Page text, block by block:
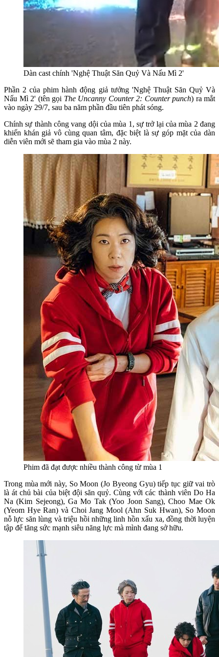
Dàn cast chính 'Nghệ Thuật Săn Quỷ Và Nấu Mì 2'
Phần 2 của phim hành động giả tưởng 'Nghệ Thuật Săn Quỷ Và
Nấu Mì 2' (tên gọi The Uncanny Counter 2: Counter punch) ra mắt
vào ngày 29/7, sau ba năm phần đầu tiên phát sóng.
Chính sự thành công vang dội của mùa 1, sự trở lại của mùa 2 đang
khiến khán giả vô cùng quan tâm, đặc biệt là sự góp mặt của dàn
diễn viên mới sẽ tham gia vào mùa 2 này.
Phim đã đạt được nhiều thành công từ mùa 1
Trong mùa mới này, So Moon (Jo Byeong Gyu) tiếp tục giữ vai trò
là át chủ bài của biệt đội săn quỷ. Cùng với các thành viên Do Ha
Na (Kim Sejeong), Ga Mo Tak (Yoo Joon Sang), Choo Mae Ok
(Yeom Hye Ran) và Choi Jang Mool (Ahn Suk Hwan), So Moon
nỗ lực săn lùng và triệu hồi những linh hồn xấu xa, đồng thời luyện
tập để tăng sức mạnh siêu năng lực mà mình đang sở hữu.